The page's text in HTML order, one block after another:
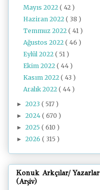
Mayıs 2022( 42 )
Haziran 2022( 38 )
Temmuz 2022( 41 )
Ağustos 2022( 46 )
Eylül 2022( 51 )
Ekim 2022( 44 )
Kasım 2022( 43 )
Aralık 2022( 44 )
► 2023 ( 517 )
► 2024 ( 670 )
► 2025 ( 610 )
► 2026 ( 315 )
Konuk Arkçılar/ Yazarlar
(Arşiv)